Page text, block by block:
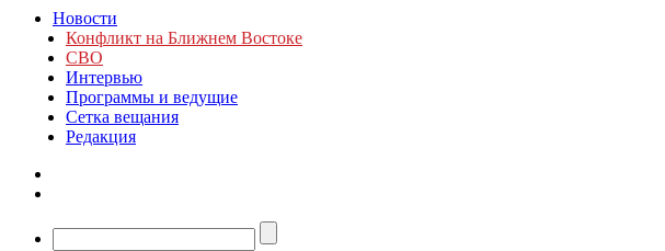
Новости
Конфликт на Ближнем Востоке
СВО
Интервью
Программы и ведущие
Сетка вещания
Редакция